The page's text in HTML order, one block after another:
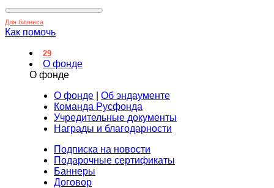
Для бизнеса
Как помочь
29
О фонде
О фонде
О фонде
Об эндаументе
Команда Русфонда
Учредительные документы
Награды и благодарности
Подписка на новости
Подарочные сертификаты
Баннеры
Договор